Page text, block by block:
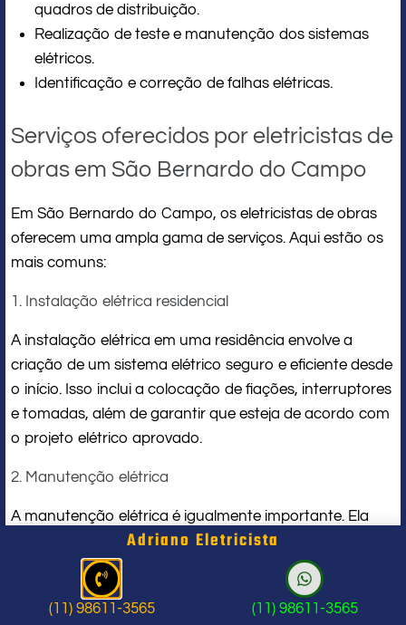
quadros de distribuição.
Realização de teste e manutenção dos sistemas
elétricos.
Identificação e correção de falhas elétricas.
Serviços oferecidos por eletricistas de
obras em São Bernardo do Campo
Em São Bernardo do Campo, os eletricistas de obras
oferecem uma ampla gama de serviços. Aqui estão os
mais comuns:
1. Instalação elétrica residencial
A instalação elétrica em uma residência envolve a
criação de um sistema elétrico seguro e eficiente desde
o início. Isso inclui a colocação de fiações, interruptores
e tomadas, além de garantir que esteja de acordo com
o projeto elétrico aprovado.
2. Manutenção elétrica
A manutenção elétrica é igualmente importante. Ela
assegura que os sistemas elétricos existentes
funcionem corretamente, identificando problemas
antes que se tornem sérios. Isso pode incluir a troca de
fiações danificadas, verificação de sobrecargas e
Adriano Eletricista
(11) 98611-3565 (11) 98611-3565